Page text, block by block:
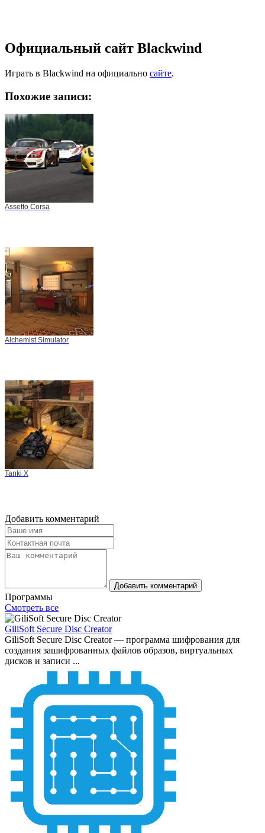
Официальный сайт Blackwind
Играть в Blackwind на официально сайте.
Похожие записи:
Assetto Corsa
Alchemist Simulator
Tanki X
Добавить комментарий
Добавить комментарий
Программы
Смотреть все
GiliSoft Secure Disc Creator
GiliSoft Secure Disc Creator — программа шифрования для
создания зашифрованных файлов образов, виртуальных
дисков и записи ...